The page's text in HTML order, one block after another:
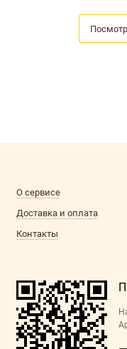
О сервисе
Доставка и оплата
Контакты